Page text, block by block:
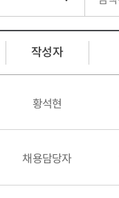
작성자
황석현
채용담당자